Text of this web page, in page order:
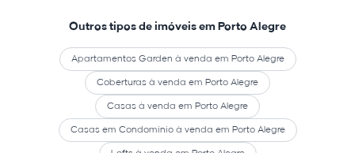
Outros tipos de imóveis em Porto Alegre
Apartamentos Garden à venda em Porto Alegre
Coberturas à venda em Porto Alegre
Casas à venda em Porto Alegre
Casas em Condomínio à venda em Porto Alegre